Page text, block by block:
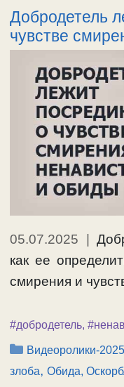
Добродетель
чувстве
05.07.2025 |
как ее
смирения и
#добродетель,
Рубрики
Видеоролики-2025
злоба, Обида,